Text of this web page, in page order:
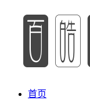
首页